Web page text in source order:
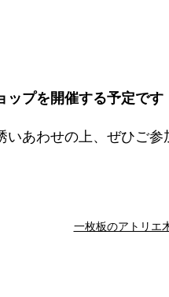
プを開催する予定です
いあわせの上、ぜひご参
一枚板のアトリエ